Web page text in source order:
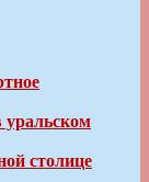
уральском
столице